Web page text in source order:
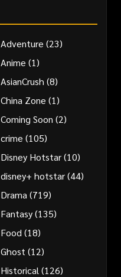
Adventure (23)
Anime (1)
AsianCrush (8)
China Zone (1)
Coming Soon (2)
crime (105)
Disney Hotstar(10)
disney+ hotstar(44)
Drama (719)
Fantasy(135)
Food (18)
Ghost (12)
Historical (126)